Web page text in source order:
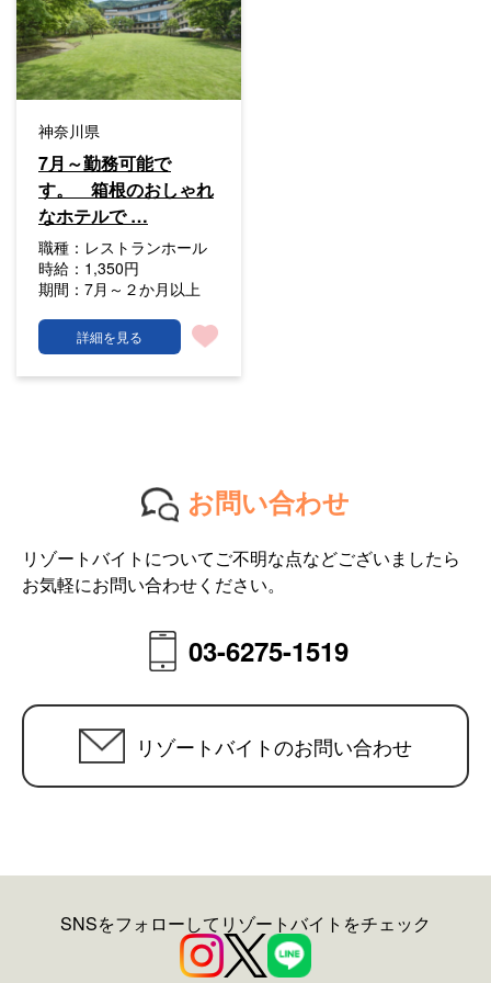
神奈川県
7月～勤務可能で
す。 箱根のおしゃれ
なホテルで …
職種： レストランホール
時給： 1,350円
期間： 7月～２か月以上
詳細を見る
お問い合わせ
リゾートバイトについてご不明な点などございましたら
お気軽にお問い合わせください。
03-6275-1519
リゾートバイトのお問い合わせ
SNSをフォローしてリゾートバイトをチェック